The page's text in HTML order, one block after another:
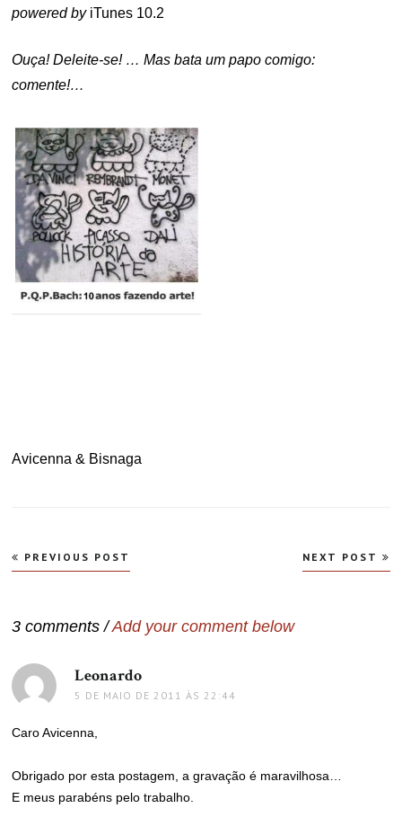
powered byiTunes 10.2
Ouça! Deleite-se! … Mas bata um papo comigo:
comente!…
Avicenna & Bisnaga
Navegação
de
PREVIOUS POST NEXT POST
3 comments /Add your comment below
Leonardo
5 DE MAIO DE 2011 ÀS 22:44
Caro Avicenna,
Obrigado por esta postagem, a gravação é maravilhosa…
E meus parabéns pelo trabalho.